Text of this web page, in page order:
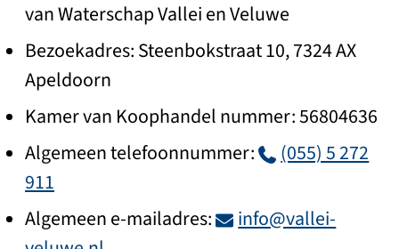
van Waterschap Vallei en Veluwe
Bezoekadres: Steenbokstraat 10, 7324 AX
Apeldoorn
Kamer van Koophandel nummer: 56804636
Algemeen telefoonnummer:
(055) 5 272
911
Algemeen e-mailadres:
info@vallei-